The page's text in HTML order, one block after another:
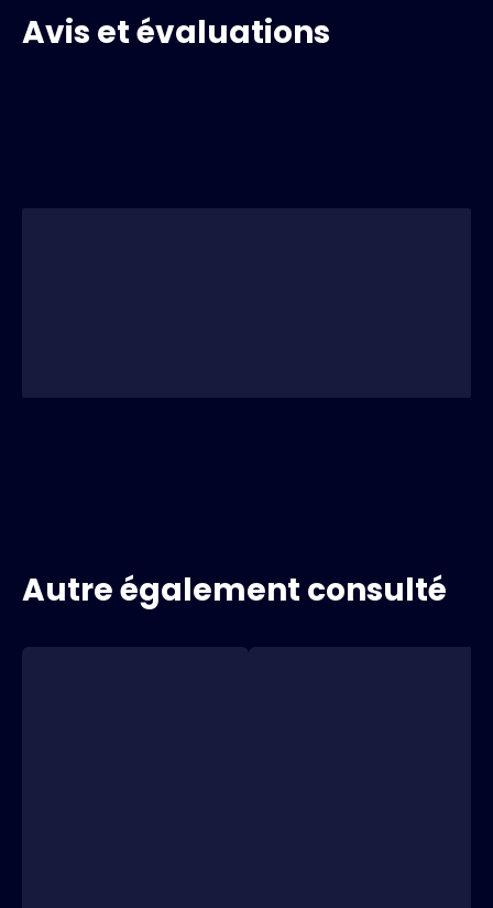
Avis et évaluations
Autre également consulté